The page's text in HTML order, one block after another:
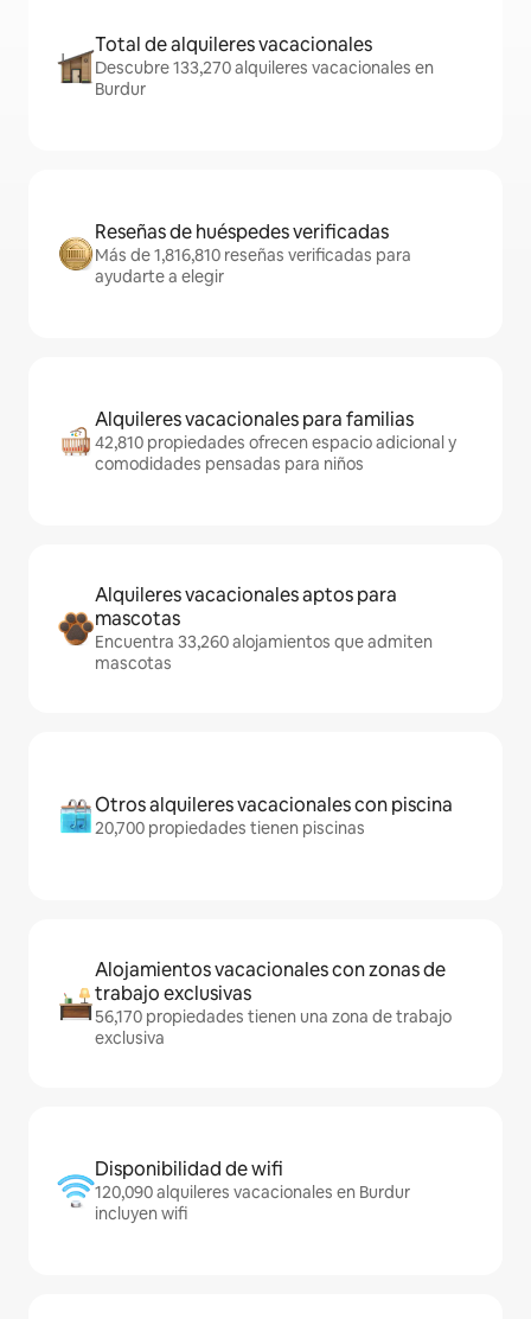
Total de alquileres vacacionales
Descubre 133,270 alquileres vacacionales en
Burdur
Reseñas de huéspedes verificadas
Más de 1,816,810 reseñas verificadas para
ayudarte a elegir
Alquileres vacacionales para familias
42,810 propiedades ofrecen espacio adicional y
comodidades pensadas para niños
Alquileres vacacionales aptos para
mascotas
Encuentra 33,260 alojamientos que admiten
mascotas
Otros alquileres vacacionales con piscina
20,700 propiedades tienen piscinas
Alojamientos vacacionales con zonas de
trabajo exclusivas
56,170 propiedades tienen una zona de trabajo
exclusiva
Disponibilidad de wifi
120,090 alquileres vacacionales en Burdur
incluyen wifi